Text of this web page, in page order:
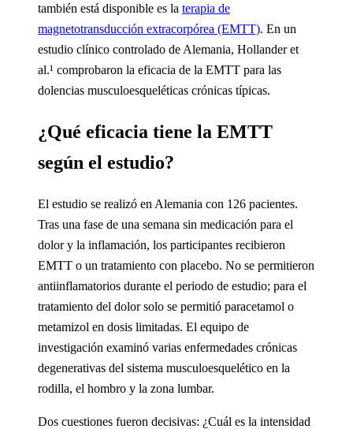
también está disponible es la terapia de
magnetotransducción extracorpórea (EMTT). En un
estudio clínico controlado de Alemania, Hollander et
al.¹ comprobaron la eficacia de la EMTT para las
dolencias musculoesqueléticas crónicas típicas.
¿Qué eficacia tiene la EMTT
según el estudio?
El estudio se realizó en Alemania con 126 pacientes.
Tras una fase de una semana sin medicación para el
dolor y la inflamación, los participantes recibieron
EMTT o un tratamiento con placebo. No se permitieron
antiinflamatorios durante el periodo de estudio; para el
tratamiento del dolor solo se permitió paracetamol o
metamizol en dosis limitadas. El equipo de
investigación examinó varias enfermedades crónicas
degenerativas del sistema musculoesquelético en la
rodilla, el hombro y la zona lumbar.
Dos cuestiones fueron decisivas: ¿Cuál es la intensidad